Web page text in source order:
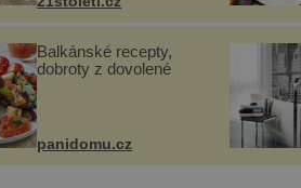
Balkánské recepty,
dobroty z dovolené
panidomu.cz